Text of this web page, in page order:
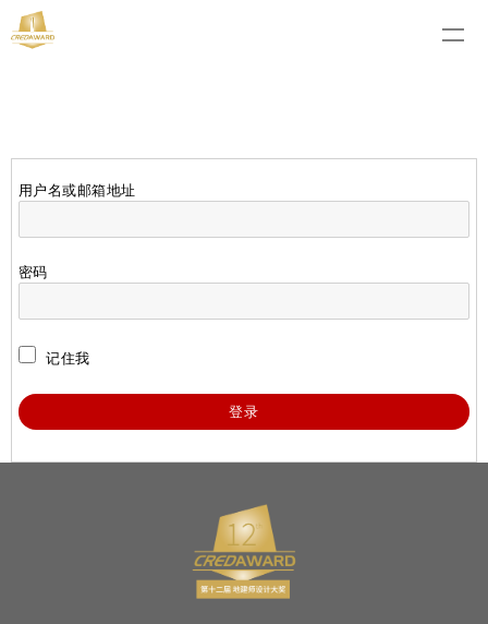
用户名或邮箱地址
密码
记住我